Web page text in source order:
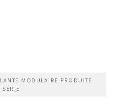
MODULAIRE PRODUITE
SÉRIE